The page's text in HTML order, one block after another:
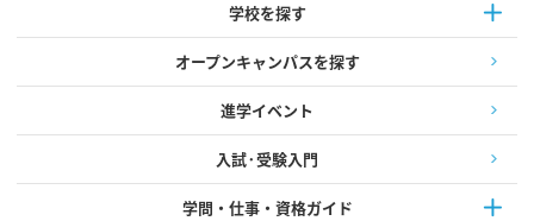
学校を探す
オープンキャンパスを探す
進学イベント
入試·受験入門
学問・仕事・資格ガイド